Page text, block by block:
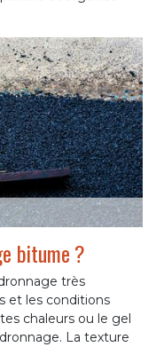
bitume ?
très
et les conditions
chaleurs ou le gel
La texture